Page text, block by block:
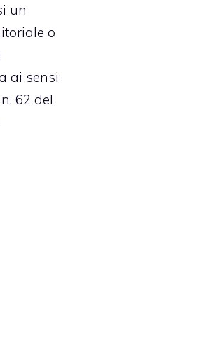
un
o
ai sensi
62 del